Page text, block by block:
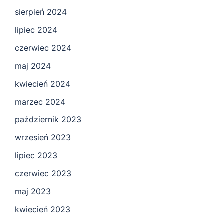
sierpień 2024
lipiec 2024
czerwiec 2024
maj 2024
kwiecień 2024
marzec 2024
październik 2023
wrzesień 2023
lipiec 2023
czerwiec 2023
maj 2023
kwiecień 2023